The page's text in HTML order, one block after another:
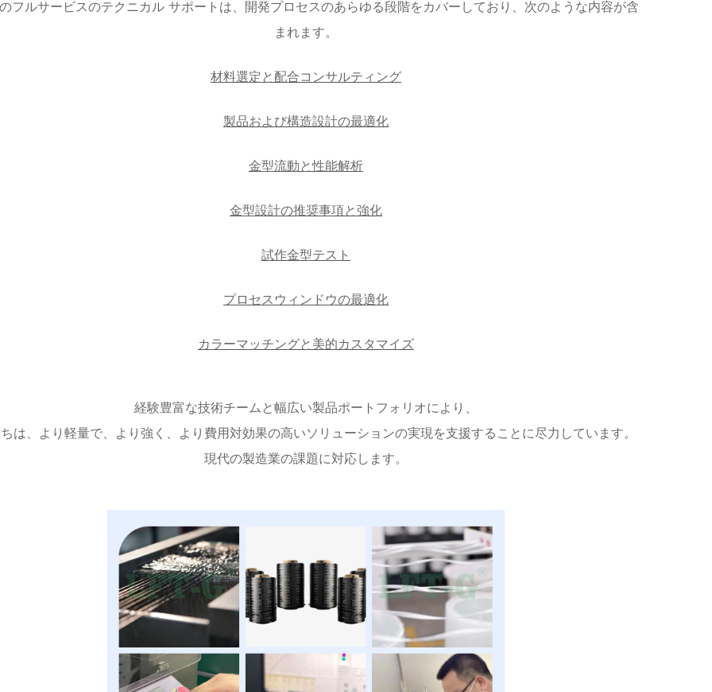
フルサービスのテクニカル サポートは、開発プロセスのあらゆる段階をカバーしており、次のような内容が含
まれます。
材料選定と配合コンサルティング
製品および構造設計の最適化
金型流動と性能解析
金型設計の推奨事項と強化
試作金型テスト
プロセスウィンドウの最適化
カラーマッチングと美的カスタマイズ
経験豊富な技術チームと幅広い製品ポートフォリオにより、
は、より軽量で、より強く、より費用対効果の高いソリューションの実現を支援することに尽力しています。
現代の製造業の課題に対応します。